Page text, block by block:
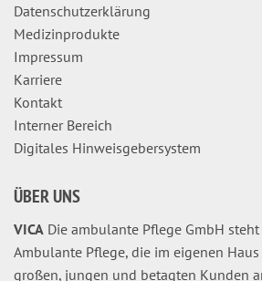
Datenschutzerklärung
Medizinprodukte
Impressum
Karriere
Kontakt
Interner Bereich
Digitales Hinweisgebersystem
ÜBER UNS
VICA Die ambulante Pflege GmbH
Ambulante Pflege, die im eigenen
großen, jungen und betagten Kunden